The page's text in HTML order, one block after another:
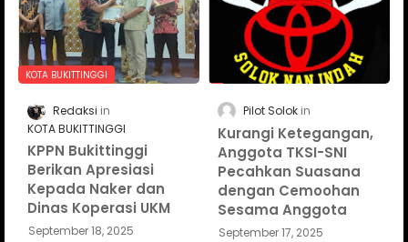
KOTA BUKITTINGGI
Redaksi
KOTA BUKITTINGGI
KPPN Bukittinggi
Berikan Apresiasi
Kepada Naker dan
Dinas Koperasi UKM
September 18, 2025
Pilot Solok
Kurangi Ketegangan,
Anggota TKSI-SNI
Pecahkan Suasana
dengan Cemoohan
Sesama Anggota
September 17, 2025